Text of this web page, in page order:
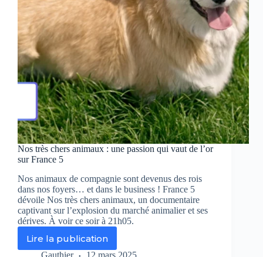
Nos très chers animaux : une passion qui vaut de l’or
sur France 5
Nos animaux de compagnie sont devenus des rois
dans nos foyers… et dans le business ! France 5
dévoile Nos très chers animaux, un documentaire
captivant sur l’explosion du marché animalier et ses
dérives. À voir ce soir à 21h05.
Lire la publication
Nos
très